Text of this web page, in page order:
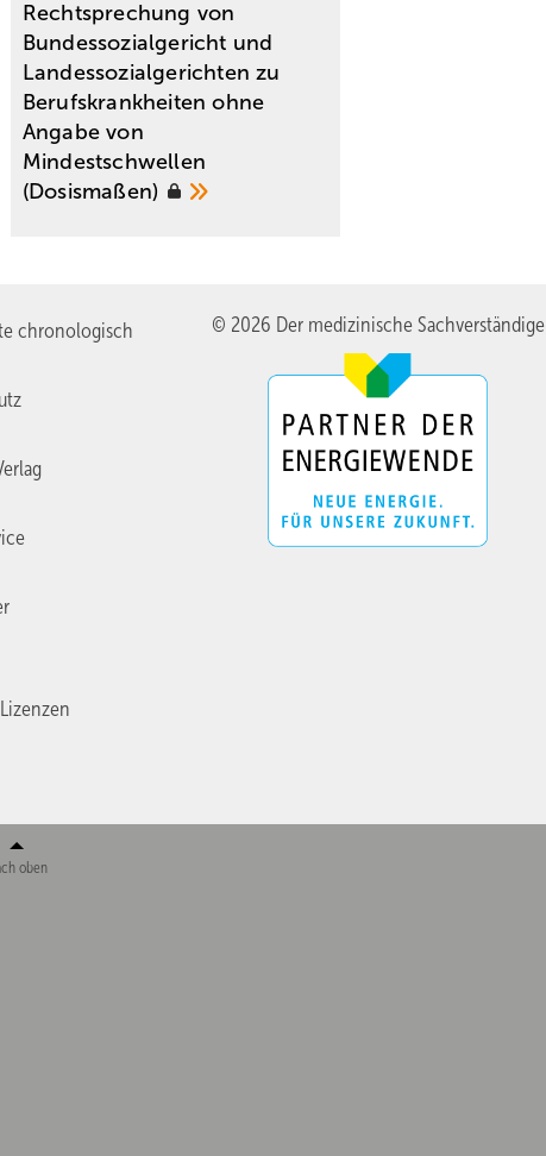
Rechtsprechung von
Bundessozialgericht und
Landessozialgerichten zu
Berufskrankheiten ohne
Angabe von
Mindestschwellen
(Dosismaßen)
chronologisch © 2026 Der medizinische Sachverständige
oben